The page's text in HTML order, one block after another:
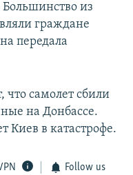
из
граждане
передала
что самолет сбили
на Донбассе.
Киев в катастрофе.
Follow us